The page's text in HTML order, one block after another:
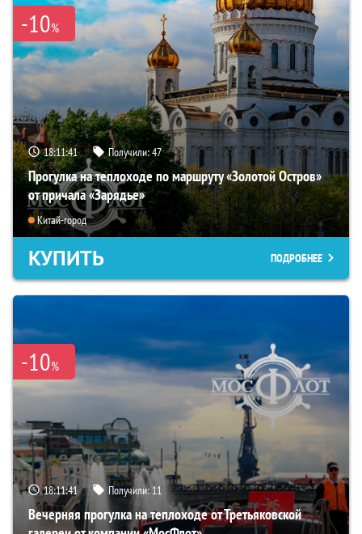
-10%
18:11:40 Получили:47
Прогулка на теплоходе по маршруту «Золотой Остров»
от причала «Зарядье»
Китай-город
КУПИТЬ ПОДРОБНЕЕ
-10%
18:11:40 Получили: 11
Вечерняя прогулка на теплоходе от Третьяковской